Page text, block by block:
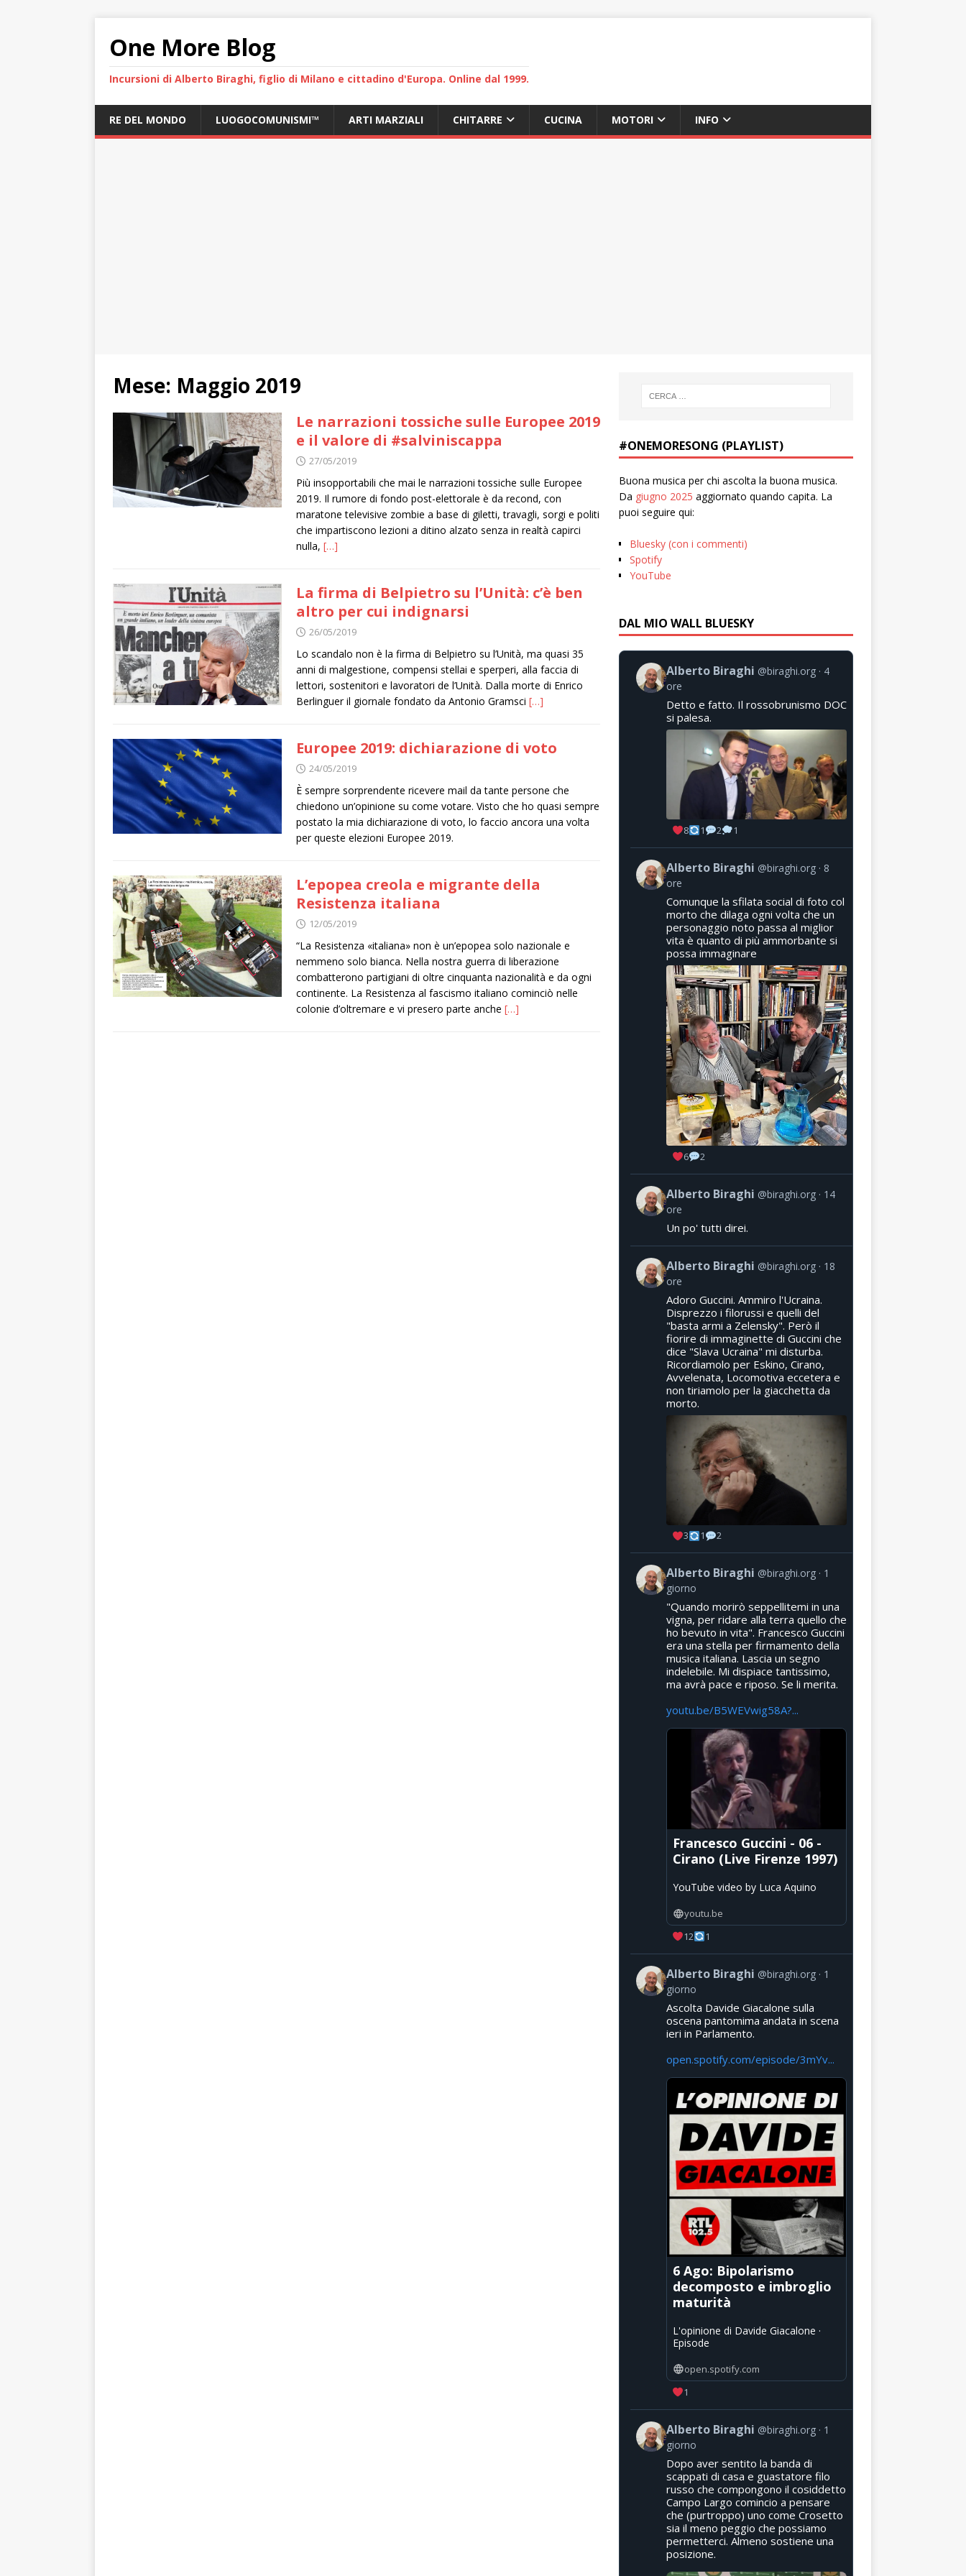
One More Blog
Incursioni di Alberto Biraghi, figlio di Milano e cittadino d'Europa. Online dal 1999.
RE DEL MONDO LUOGOCOMUNISMI™ ARTI MARZIALI CHITARRE CUCINA MOTORI INFO
Mese: Maggio 2019
Le narrazioni tossiche sulle Europee 2019
e il valore di #salviniscappa
27/05/2019
Più insopportabili che mai le narrazioni tossiche sulle Europee
2019. Il rumore di fondo post-elettorale è da recond, con
maratone televisive zombie a base di giletti, travagli, sorgi e politi
che impartiscono lezioni a ditino alzato senza in realtà capirci
nulla, […]
La firma di Belpietro su l’Unità: c’è ben
altro per cui indignarsi
26/05/2019
Lo scandalo non è la firma di Belpietro su l’Unità, ma quasi 35
anni di malgestione, compensi stellai e sperperi, alla faccia di
lettori, sostenitori e lavoratori de l’Unità. Dalla morte di Enrico
Berlinguer il giornale fondato da Antonio Gramsci […]
Europee 2019: dichiarazione di voto
24/05/2019
È sempre sorprendente ricevere mail da tante persone che
chiedono un’opinione su come votare. Visto che ho quasi sempre
postato la mia dichiarazione di voto, lo faccio ancora una volta
per queste elezioni Europee 2019.
L’epopea creola e migrante della
Resistenza italiana
12/05/2019
“La Resistenza «italiana» non è un’epopea solo nazionale e
nemmeno solo bianca. Nella nostra guerra di liberazione
combatterono partigiani di oltre cinquanta nazionalità e da ogni
continente. La Resistenza al fascismo italiano cominciò nelle
colonie d’oltremare e vi presero parte anche […]
#ONEMORESONG (PLAYLIST)
Buona musica per chi ascolta la buona musica.
Da giugno 2025 aggiornato quando capita. La
puoi seguire qui:
Bluesky (con i commenti)
Spotify
YouTube
DAL MIO WALL BLUESKY
Alberto Biraghi @biraghi.org
4
ore
Detto e fatto. Il rossobrunismo DOC
si palesa.
8 1 2 1
Alberto Biraghi @biraghi.org
8
ore
Comunque la sfilata social di foto col
morto che dilaga ogni volta che un
personaggio noto passa al miglior
vita è quanto di più ammorbante si
possa immaginare
6 2
Alberto Biraghi @biraghi.org
14
ore
Un po' tutti direi.
Alberto Biraghi @biraghi.org
18
ore
Adoro Guccini. Ammiro l'Ucraina.
Disprezzo i filorussi e quelli del
"basta armi a Zelensky". Però il
fiorire di immaginette di Guccini che
dice "Slava Ucraina" mi disturba.
Ricordiamolo per Eskino, Cirano,
Avvelenata, Locomotiva eccetera e
non tiriamolo per la giacchetta da
morto.
3 1 2
Alberto Biraghi @biraghi.org
1
giorno
"Quando morirò seppellitemi in una
vigna, per ridare alla terra quello che
ho bevuto in vita". Francesco Guccini
era una stella per firmamento della
musica italiana. Lascia un segno
indelebile. Mi dispiace tantissimo,
ma avrà pace e riposo. Se li merita.
youtu.be/B5WEVwig58A?...
Francesco Guccini - 06 -
Cirano (Live Firenze 1997)
YouTube video by Luca Aquino
youtu.be
12
1
Alberto Biraghi @biraghi.org
1
giorno
Ascolta Davide Giacalone sulla
oscena pantomima andata in scena
ieri in Parlamento.
open.spotify.com/episode/3mYv...
6 Ago: Bipolarismo
decomposto e imbroglio
maturità
L'opinione di Davide Giacalone ·
Episode
open.spotify.com
1
Alberto Biraghi @biraghi.org
1
giorno
Dopo aver sentito la banda di
scappati di casa e guastatore filo
russo che compongono il cosiddetto
Campo Largo comincio a pensare
che (purtroppo) uno come Crosetto
sia il meno peggio che possiamo
permetterci. Almeno sostiene una
posizione.